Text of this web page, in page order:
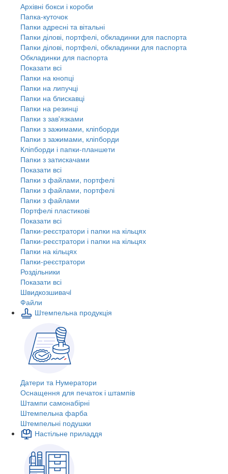
Архівні бокси і короби
Папка-куточок
Папки адресні та вітальні
Папки ділові, портфелі, обкладинки для паспорта
Папки ділові, портфелі, обкладинки для паспорта
Обкладинки для паспорта
Показати всі
Папки на кнопці
Папки на липучці
Папки на блискавці
Папки на резинці
Папки з зав'язками
Папки з зажимами, кліпборди
Папки з зажимами, кліпборди
Кліпборди і папки-планшети
Папки з затискачами
Показати всі
Папки з файлами, портфелі
Папки з файлами, портфелі
Папки з файлами
Портфелі пластикові
Показати всі
Папки-реєстратори і папки на кільцях
Папки-реєстратори і папки на кільцях
Папки на кільцях
Папки-реєстратори
Роздільники
Показати всі
Швидкозшивачi
Файли
Штемпельна продукція
Датери та Нумератори
Оснащення для печаток і штампів
Штампи самонабірні
Штемпельна фарба
Штемпельні подушки
Настільне приладдя